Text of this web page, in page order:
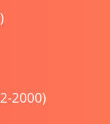
2000)